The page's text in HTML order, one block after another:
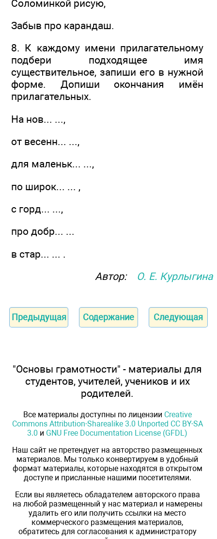
Соломинкой рисую,
Забыв про карандаш.
8. К каждому имени прилагательному
подбери подходящее имя
существительное, запиши его в нужной
форме. Допиши окончания имён
прилагательных.
На нов... ...,
от весенн... ...,
для маленьк... ...,
по широк... ... ,
с горд... ...,
про добр... ...
в стар... ... .
Автор: О. Е. Курлыгина
Предыдущая Содержание Следующая
"Основы грамотности" - материалы для
студентов, учителей, учеников и их
родителей.
Все материалы доступны по лицензии Creative
Commons Attribution-Sharealike 3.0 Unported CC BY-SA
3.0 и GNU Free Documentation License (GFDL)
Наш сайт не претендует на авторство размещенных
материалов. Мы только конвертируем в удобный
формат материалы, которые находятся в открытом
доступе и присланные нашими посетителями.
Если вы являетесь обладателем авторского права
на любой размещенный у нас материал и намерены
удалить его или получить ссылки на место
коммерческого размещения материалов,
обратитесь для согласования к администратору